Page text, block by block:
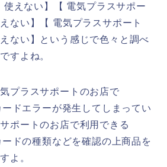
えない】【 電気プラスサポー
ない】【 電気プラスサポート
ない】という感じで色々と調べ
すよね。
プラスサポートのお店で
ドエラーが発生してしまってい
ポートのお店で利用できる
ドの種類などを確認の上商品を
よ。